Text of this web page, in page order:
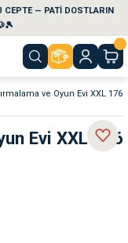
CEPTE — PATİ DOSTLARIN
ve Oyun Evi XXL 176
Evi XXL 176